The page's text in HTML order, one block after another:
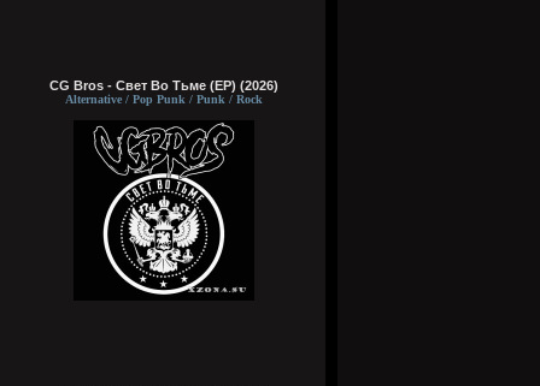
CG Bros - Свет Во Тьме (EP) (2026)
Alternative / Pop Punk / Punk / Rock